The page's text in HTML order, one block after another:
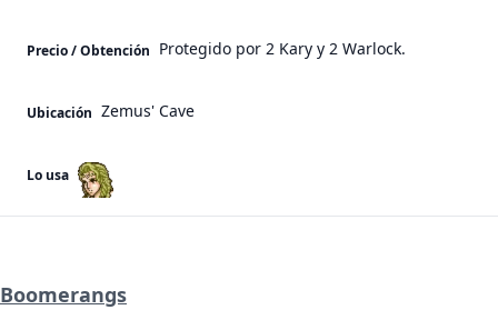
Precio / Obtención Protegido por 2 Kary y 2 Warlock.
Ubicación Zemus' Cave
Lo usa
Boomerangs